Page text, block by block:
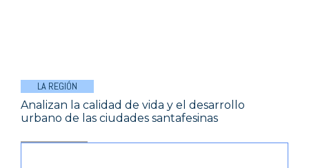
LA REGIÓN
Analizan la calidad de vida y el desarrollo
urbano de las ciudades santafesinas